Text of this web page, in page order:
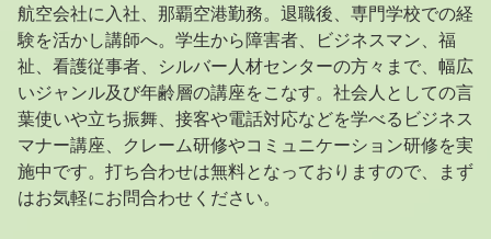
航空会社に入社、那覇空港勤務。退職後、専門学校での経
験を活かし講師へ。学生から障害者、ビジネスマン、福
祉、看護従事者、シルバー人材センターの方々まで、幅広
いジャンル及び年齢層の講座をこなす。社会人としての言
葉使いや立ち振舞、接客や電話対応などを学べるビジネス
マナー講座、クレーム研修やコミュニケーション研修を実
施中です。打ち合わせは無料となっておりますので、まず
はお気軽にお問合わせください。